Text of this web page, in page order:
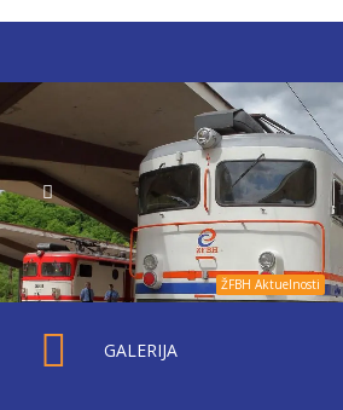
ŽFBH Aktuelnosti
GALERIJA